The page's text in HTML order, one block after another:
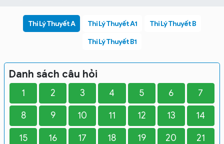
Thi Lý Thuyết A Thi Lý Thuyết A1 Thi Lý Thuyết B
Thi Lý Thuyết B1
Danh sách câu hỏi
1 2 3 4 5 6 7
8 9 10 11 12 13 14
15 16 17 18 19 20 21